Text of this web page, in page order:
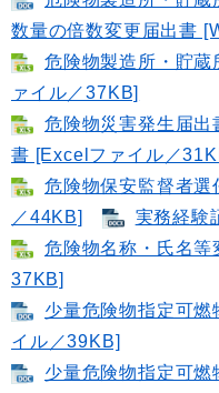
数量の倍数変更届出書
危険物製造所・貯
ァイル／37KB]
危険物災害発生届出
書 [Excelファイル／
危険物保安監督者
／44KB]
実務経験
危険物名称・氏名
37KB]
少量危険物指定可
イル／39KB]
少量危険物指定可